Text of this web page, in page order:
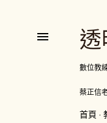
數位教
蔡正信
首頁